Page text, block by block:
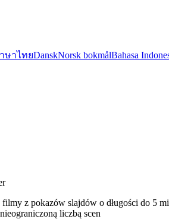
ษาไทยDanskNorsk bokmålBahasa
z pokazów slajdów o długości do 5
liczbą scen